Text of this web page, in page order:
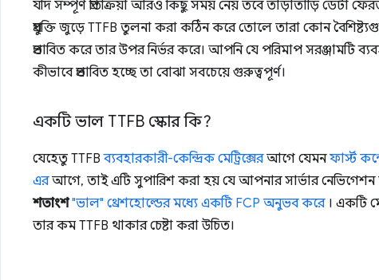
যদি সম্পূর্ণ প্রতিক্রিয়া আরও কিছু সময় নেয় তবে তাড়াতাড়ি ডেটা
প্রযুক্তি জুড়ে TTFB তুলনা করা কঠিন করে তোলে তারা কোন
প্রভাবিত করে তার উপর নির্ভর করে। আপনি যে পরিমাপ সরঞ্জামটি
কীভাবে প্রভাবিত হচ্ছে তা বোঝা সবচেয়ে গুরুত্বপূর্ণ।
একটি ভাল TTFB স্কোর কি?
যেহেতু TTFBব্যবহারকারী-কেন্দ্রিক মেট্রিক্সেরআগে যেমনফার্স্ট
এরআগে, তাই এটি সুপারিশ করা হয় যে আপনার সার্ভার নেভিগেশন
শতাংশ "ভাল" থ্রেশহোল্ডের মধ্যে একটি FCP অনুভব করে। একটি
তার কম TTFB থাকার চেষ্টা করা উচিত।